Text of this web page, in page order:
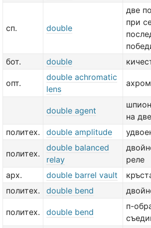
сп. double
две
при
бот.
double
опт.
double achromatic
lens
double agent
на
политех.
double amplitude
политех.
double balanced
relay
реле
арх.
double barrel vault
политех.
double bend
политех. double bend
п-